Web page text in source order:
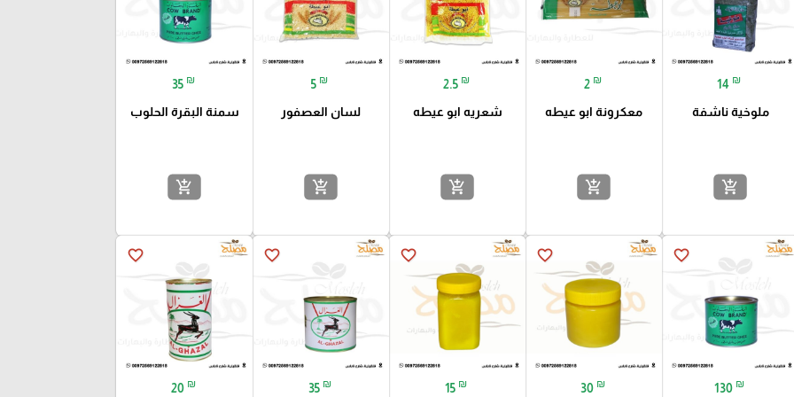
14 ₪
ملوخية ناشفة
add_shopping_cart
2 ₪
معكرونة ابو عيطه
add_shopping_cart
2.5 ₪
شعريه ابو عيطه
add_shopping_cart
5 ₪
لسان العصفور
add_shopping_cart
35 ₪
سمنة البقرة الحلوب
add_shopping_cart
favorite_border
130 ₪
favorite_border
30 ₪
favorite_border
15 ₪
favorite_border
35 ₪
favorite_border
20 ₪